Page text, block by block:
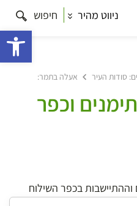
ניווט מהיר חיפוש
סודות העיר
אעלה בתמר:
וכפר
וההתיישבות בכפר השילוח